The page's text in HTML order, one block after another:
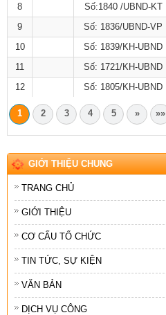
8
Số:1840 /UBND-KT
9
Số: 1836/UBND-VP
10
Số: 1839/KH-UBND
11
Số: 1721/KH-UBND
12
Số: 1805/KH-UBND
1 2 3 4 5 » »»
GIỚI THIỆU CHUNG
TRANG CHỦ
GIỚI THIỆU
CƠ CẤU TỔ CHỨC
TIN TỨC, SỰ KIỆN
VĂN BẢN
DỊCH VỤ CÔNG